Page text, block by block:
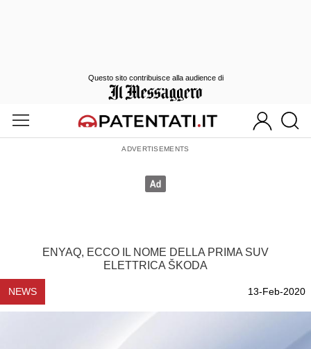
ENYAQ, ECCO IL NOME DELLA PRIMA SUV
ELETTRICA ŠKODA
NEWS 13-Feb-2020
Questo sito contribuisce alla audience di